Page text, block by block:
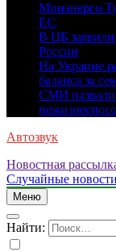
Минэнерго
ЕС
В ЦБ
России
На Украине
баланса за
СМИ назвали
Автозвук
Новостная
Случайные новости
Меню
Найти: